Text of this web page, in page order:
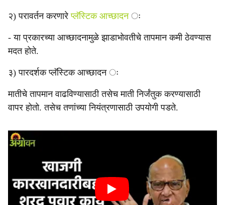
२) परावर्तन करणारेप्लॅस्टिक आच्छादनः
- या प्रकारच्या आच्छादनामुळे झाडाभोवतीचे तापमान कमी ठेवण्यास
मदत होते.
३) पारदर्शक प्लॅस्टिक आच्छादन ः
मातीचे तापमान वाढविण्यासाठी तसेच माती निर्जंतुक करण्यासाठी
वापर होतो. तसेच तणांच्या नियंत्रणासाठी उपयोगी पडते.